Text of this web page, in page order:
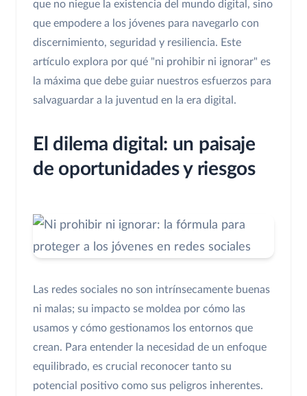
que no niegue la existencia del mundo digital, sino
que empodere a los jóvenes para navegarlo con
discernimiento, seguridad y resiliencia. Este
artículo explora por qué "ni prohibir ni ignorar" es
la máxima que debe guiar nuestros esfuerzos para
salvaguardar a la juventud en la era digital.
El dilema digital: un paisaje
de oportunidades y riesgos
Las redes sociales no son intrínsecamente buenas
ni malas; su impacto se moldea por cómo las
usamos y cómo gestionamos los entornos que
crean. Para entender la necesidad de un enfoque
equilibrado, es crucial reconocer tanto su
potencial positivo como sus peligros inherentes.